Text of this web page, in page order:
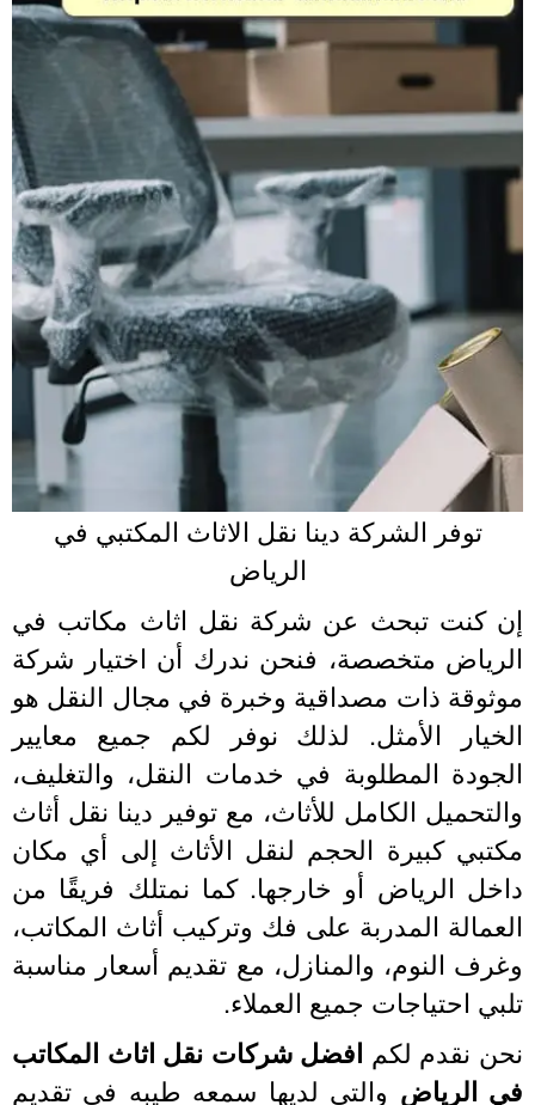
توفر الشركة دينا نقل الاثاث المكتبي في
الرياض
كنت تبحث عن شركة نقل اثاث مكاتب في
متخصصة، فنحن ندرك أن اختيار شركة
ذات مصداقية وخبرة في مجال النقل هو
الأمثل. لذلك نوفر لكم جميع معايير
المطلوبة في خدمات النقل، والتغليف،
الكامل للأثاث، مع توفير دينا نقل أثاث
كبيرة الحجم لنقل الأثاث إلى أي مكان
الرياض أو خارجها. كما نمتلك فريقًا من
المدربة على فك وتركيب أثاث المكاتب،
النوم، والمنازل، مع تقديم أسعار مناسبة
احتياجات جميع العملاء.
نقدم لكمافضل شركات نقل اثاث المكاتب
الرياضوالتى لديها سمعه طيبه في تقديم